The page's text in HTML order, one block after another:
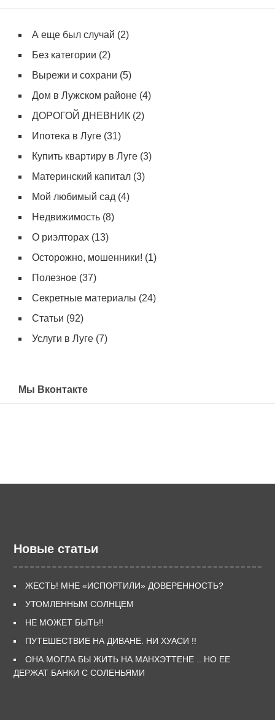
А еще был случай (2)
Без категории (2)
Вырежи и сохрани (5)
Дом в Лужском районе (4)
ДОРОГОЙ ДНЕВНИК (2)
Ипотека в Луге (31)
Купить квартиру в Луге (3)
Материнский капитал (3)
Мой любимый сад (4)
Недвижимость (8)
О риэлторах (13)
Осторожно, мошенники! (1)
Полезное (37)
Секретные материалы (24)
Статьи (92)
Услуги в Луге (7)
Мы Вконтакте
Новые статьи
ЖЕСТЬ! МНЕ «ИСПОРТИЛИ» ДОВЕРЕННОСТЬ?
УТОМЛЕННЫМ СОЛНЦЕМ
НЕ МОЖЕТ БЫТЬ!!
ПУТЕШЕСТВИЕ НА ДИВАНЕ. НИ ХУАСИ !!
ОНА МОГЛА БЫ ЖИТЬ НА МАНХЭТТЕНЕ .. НО ЕЕ
ДЕРЖАТ БАНКИ С СОЛЕНЬЯМИ